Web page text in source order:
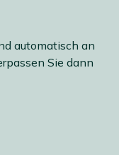
automatisch an
Sie dann